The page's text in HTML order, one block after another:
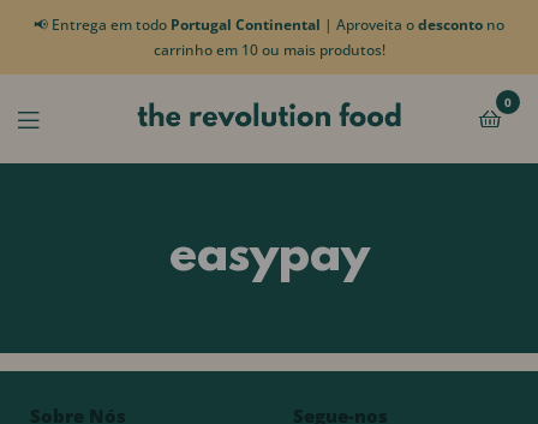
📢 Entrega em todo Portugal Continental | Aproveita odesconto no
carrinho em 10 ou mais produtos!
0
easypay
Sobre Nós Segue-nos